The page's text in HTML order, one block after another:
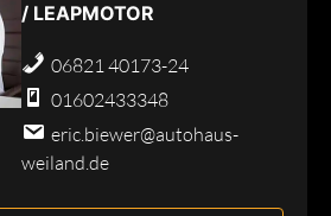
/ LEAPMOTOR
06821 40173-24
01602433348
eric.biewer@autohaus-
weiland.de